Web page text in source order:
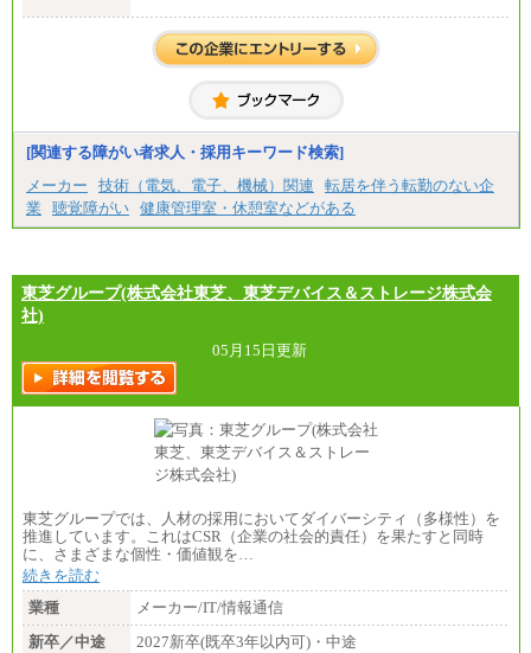
【総合職】
・大学卒：月給253,500円
・修士卒：月給261,500円
※2025年度実績
※試用期間3か月中も給与に変更はございません
中途：
全職種共通
最低月給200,000円以上
※試用期間中も給与に変更はございません
[関連する障がい者求人・採用キーワード検索]
メーカー
技術（電気、電子、機械）関連
転居を伴う転勤のない企
業
聴覚障がい 健康管理室・休憩室などがある
東芝グループ(株式会社東芝、東芝デバイス＆ストレージ株式会
社)
05月15日更新
東芝グループでは、人材の採用においてダイバーシティ（多様性）を
推進しています。これはCSR（企業の社会的責任）を果たすと同時
に、さまざまな個性・価値観を…
続きを読む
業種
メーカー/IT/情報通信
新卒／中途
2027新卒(既卒3年以内可)・中途